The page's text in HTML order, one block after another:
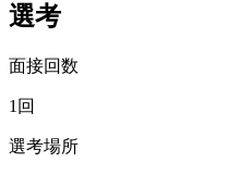
選考
面接回数
1回
選考場所